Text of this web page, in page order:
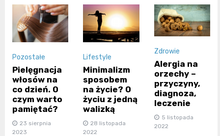
Pozostałe
Pielęgnacja
włosów na
co dzień. O
czym warto
pamiętać?
23 sierpnia
2023
Lifestyle
Minimalizm
sposobem
na życie? O
życiu z jedną
walizką
28 listopada
2022
Zdrowie
Alergia na
orzechy –
przyczyny,
diagnoza,
leczenie
5 listopada
2022